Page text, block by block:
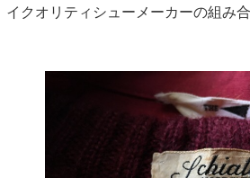
イクオリティシューメーカーの組み合